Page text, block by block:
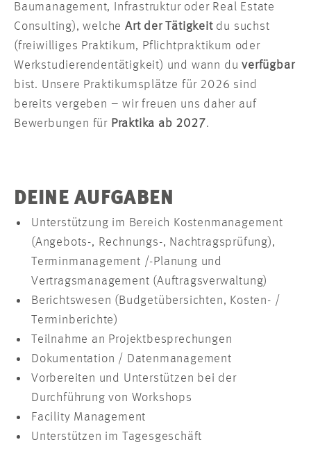
Baumanagement, Infrastruktur oder Real Estate
Consulting), welche Art der Tätigkeit du suchst
(freiwilliges Praktikum, Pflichtpraktikum oder
Werkstudierendentätigkeit) und wann duverfügbar
bist. Unsere Praktikumsplätze für 2026 sind
bereits vergeben – wir freuen uns daher auf
Bewerbungen für Praktika ab 2027.
DEINE AUFGABEN
Unterstützung im Bereich Kostenmanagement
(Angebots-, Rechnungs-, Nachtragsprüfung),
Terminmanagement /-Planung und
Vertragsmanagement (Auftragsverwaltung)
Berichtswesen (Budgetübersichten, Kosten- /
Terminberichte)
Teilnahme an Projektbesprechungen
Dokumentation / Datenmanagement
Vorbereiten und Unterstützen bei der
Durchführung von Workshops
Facility Management
Unterstützen im Tagesgeschäft